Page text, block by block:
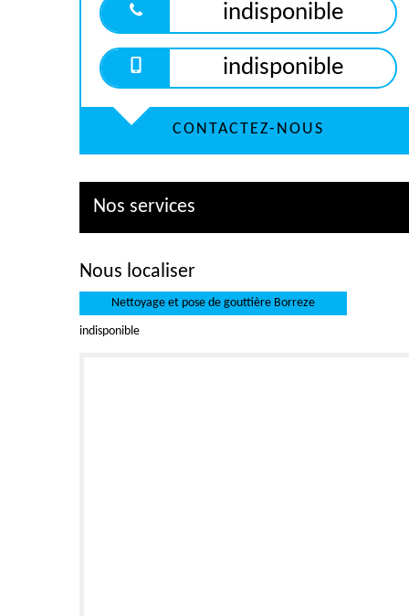
indisponible
indisponible
CONTACTEZ-NOUS
Nos services
Nous localiser
Nettoyage et pose de gouttière Borreze
indisponible